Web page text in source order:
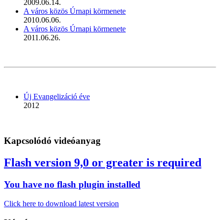
2009.06.14.
A város közös Úrnapi körmenete
2010.06.06.
A város közös Úrnapi körmenete
2011.06.26.
Új Evangelizáció éve
2012
Kapcsolódó videóanyag
Flash version 9,0 or greater is required
You have no flash plugin installed
Click here to download latest version